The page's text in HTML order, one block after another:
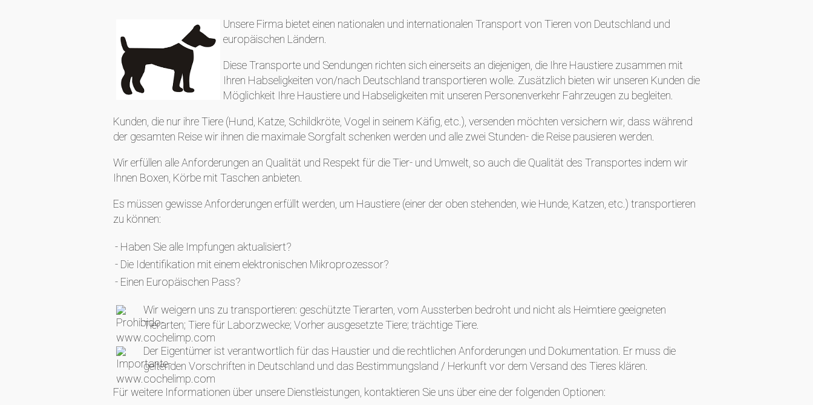
Unsere Firma bietet einen nationalen und internationalen Transport von Tieren von Deutschland und
europäischen Ländern.
Diese Transporte und Sendungen richten sich einerseits an diejenigen, die Ihre Haustiere zusammen mit
Ihren Habseligkeiten von/nach Deutschland transportieren wolle. Zusätzlich bieten wir unseren Kunden die
Möglichkeit Ihre Haustiere und Habseligkeiten mit unseren Personenverkehr Fahrzeugen zu begleiten.
Kunden, die nur ihre Tiere (Hund, Katze, Schildkröte, Vogel in seinem Käfig, etc.), versenden möchten versichern wir, dass während
der gesamten Reise wir ihnen die maximale Sorgfalt schenken werden und alle zwei Stunden- die Reise pausieren werden.
Wir erfüllen alle Anforderungen an Qualität und Respekt für die Tier- und Umwelt, so auch die Qualität des Transportes indem wir
Ihnen Boxen, Körbe mit Taschen anbieten.
Es müssen gewisse Anforderungen erfüllt werden, um Haustiere (einer der oben stehenden, wie Hunde, Katzen, etc.) transportieren
zu können:
- Haben Sie alle Impfungen aktualisiert?
- Die Identifikation mit einem elektronischen Mikroprozessor?
- Einen Europäischen Pass?
Wir weigern uns zu transportieren: geschützte Tierarten, vom Aussterben bedroht und nicht als Heimtiere geeigneten
Tierarten; Tiere für Laborzwecke; Vorher ausgesetzte Tiere; trächtige Tiere.
Der Eigentümer ist verantwortlich für das Haustier und die rechtlichen Anforderungen und Dokumentation. Er muss die
geltenden Vorschriften in Deutschland und das Bestimmungsland / Herkunft vor dem Versand des Tieres klären.
Für weitere Informationen über unsere Dienstleistungen, kontaktieren Sie uns über eine der folgenden Optionen: